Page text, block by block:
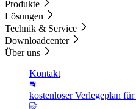
Produkte
Lösungen
Technik & Service
Downloadcenter
Über uns
Kontakt
kostenloser Verlegeplan